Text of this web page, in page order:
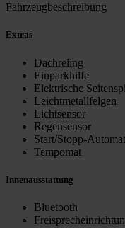
Fahrzeugbeschreibung
Extras
Dachreling
Einparkhilfe
Elektrische
Leichtmetallfelgen
Lichtsensor
Regensensor
Start/Stopp-
Tempomat
Innenausstattung
Bluetooth